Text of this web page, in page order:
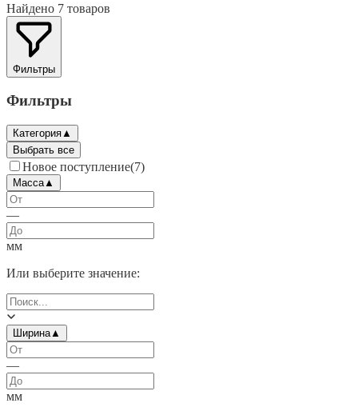
Найдено 7 товаров
Фильтры
Фильтры
Категория▲
Выбрать все
Новое поступление(7)
Масса▲
—
мм
Или выберите значение:
Ширина▲
—
мм